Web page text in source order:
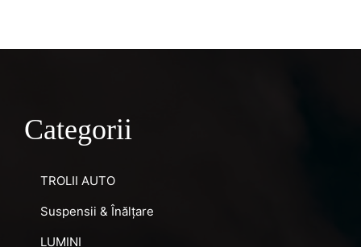
Categorii
TROLII AUTO
Suspensii & Înălțare
LUMINI